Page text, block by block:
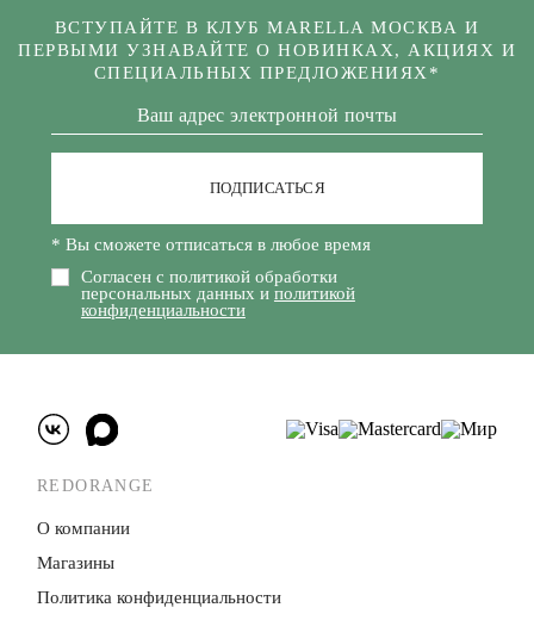
ВСТУПАЙТЕ В КЛУБ MARELLA МОСКВА И
ПЕРВЫМИ УЗНАВАЙТЕ О НОВИНКАХ, АКЦИЯХ И
СПЕЦИАЛЬНЫХ ПРЕДЛОЖЕНИЯХ*
ПОДПИСАТЬСЯ
Согласен с политикой обработки
персональных данных и политикой
конфиденциальности
* Вы сможете отписаться в любое время
REDORANGE
О компании
Магазины
Политика конфиденци­альности